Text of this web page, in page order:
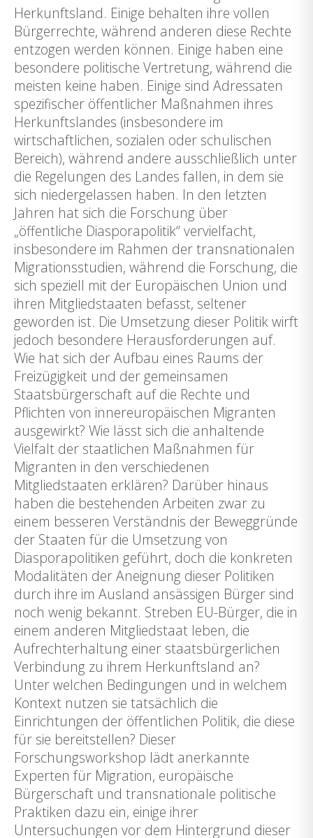
Herkunftsland. Einige behalten ihre vollen
Bürgerrechte, während anderen diese Rechte
entzogen werden können. Einige haben eine
besondere politische Vertretung, während die
meisten keine haben. Einige sind Adressaten
spezifischer öffentlicher Maßnahmen ihres
Herkunftslandes (insbesondere im
wirtschaftlichen, sozialen oder schulischen
Bereich), während andere ausschließlich unter
die Regelungen des Landes fallen, in dem sie
sich niedergelassen haben. In den letzten
Jahren hat sich die Forschung über
„öffentliche Diasporapolitik“ vervielfacht,
insbesondere im Rahmen der transnationalen
Migrationsstudien, während die Forschung, die
sich speziell mit der Europäischen Union und
ihren Mitgliedstaaten befasst, seltener
geworden ist. Die Umsetzung dieser Politik wirft
jedoch besondere Herausforderungen auf.
Wie hat sich der Aufbau eines Raums der
Freizügigkeit und der gemeinsamen
Staatsbürgerschaft auf die Rechte und
Pflichten von innereuropäischen Migranten
ausgewirkt? Wie lässt sich die anhaltende
Vielfalt der staatlichen Maßnahmen für
Migranten in den verschiedenen
Mitgliedstaaten erklären? Darüber hinaus
haben die bestehenden Arbeiten zwar zu
einem besseren Verständnis der Beweggründe
der Staaten für die Umsetzung von
Diasporapolitiken geführt, doch die konkreten
Modalitäten der Aneignung dieser Politiken
durch ihre im Ausland ansässigen Bürger sind
noch wenig bekannt. Streben EU-Bürger, die in
einem anderen Mitgliedstaat leben, die
Aufrechterhaltung einer staatsbürgerlichen
Verbindung zu ihrem Herkunftsland an?
Unter welchen Bedingungen und in welchem
Kontext nutzen sie tatsächlich die
Einrichtungen der öffentlichen Politik, die diese
für sie bereitstellen? Dieser
Forschungsworkshop lädt anerkannte
Experten für Migration, europäische
Bürgerschaft und transnationale politische
Praktiken dazu ein, einige ihrer
Untersuchungen vor dem Hintergrund dieser